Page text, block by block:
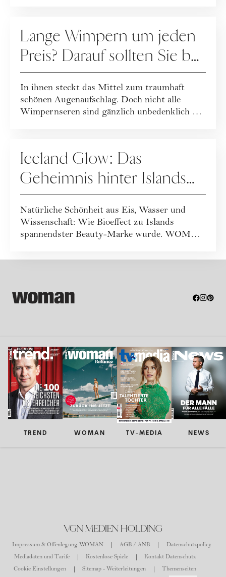
Lange Wimpern um jeden
Preis? Darauf sollten Sie bei
Wimpernseren achten
In ihnen steckt das Mittel zum traumhaft
schönen Augenaufschlag. Doch nicht alle
Wimpernseren sind gänzlich unbedenklich …
Iceland Glow: Das
Geheimnis hinter Islands
spannendster Beautymarke
Natürliche Schönheit aus Eis, Wasser und
Wissenschaft: Wie Bioeffect zu Islands
spannendster Beauty-Marke wurde. WOMAN
TREND WOMAN TV-MEDIA NEWS
VGN MEDIEN HOLDING
Impressum & Offenlegung WOMAN AGB / ANB
Datenschutzpolicy
Mediadaten und Tarife
Kostenlose Spiele
Kontakt Datenschutz
Cookie Einstellungen
Sitemap - Weiterleitungen Themenseiten